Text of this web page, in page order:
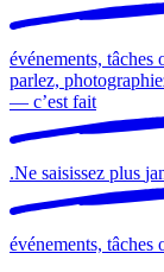
événements, tâches
parlez,
— c’est fait
.Ne saisissez plus
événements, tâches